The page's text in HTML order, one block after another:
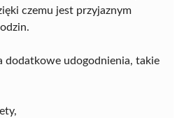
czemu jest przyjaznym
dodatkowe udogodnienia, takie